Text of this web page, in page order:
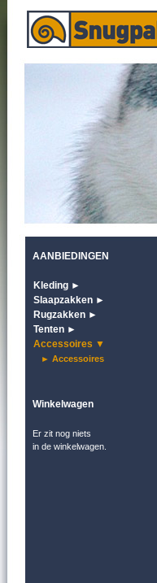
AANBIEDINGEN
Kleding ►
Slaapzakken ►
Rugzakken ►
Tenten ►
Accessoires ▼
► Accessoires
Winkelwagen
Er zit nog niets
in de winkelwagen.